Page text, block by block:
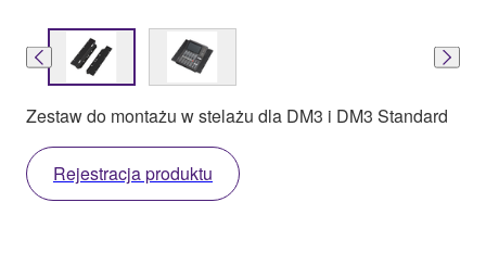
Zestaw do montażu w stelażu dla DM3 i DM3 Standard
Rejestracja produktu